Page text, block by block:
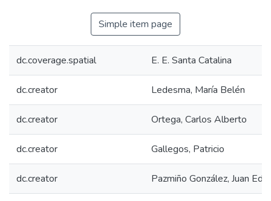
Simple item page
dc.coverage.spatial E. E. Santa Catalina
dc.creator Ledesma, María Belén
dc.creator Ortega, Carlos Alberto
dc.creator Gallegos, Patricio
dc.creator Pazmiño González, Juan